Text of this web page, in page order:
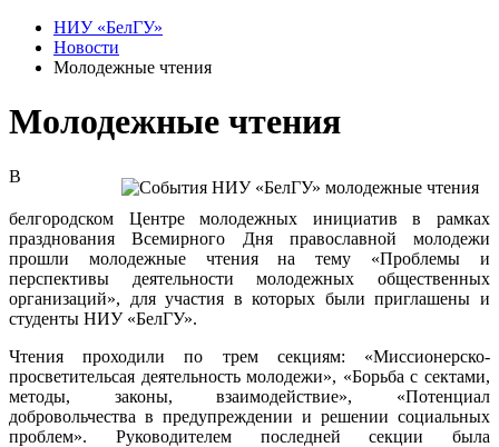
НИУ «БелГУ»
Новости
Молодежные чтения
Молодежные чтения
В
белгородском Центре молодежных инициатив в рамках
празднования Всемирного Дня православной молодежи
прошли молодежные чтения на тему «Проблемы и
перспективы деятельности молодежных общественных
организаций», для участия в которых были приглашены и
студенты НИУ «БелГУ».
Чтения проходили по трем секциям: «Миссионерско-
просветительсая деятельность молодежи», «Борьба с сектами,
методы, законы, взаимодействие», «Потенциал
добровольчества в предупреждении и решении социальных
проблем». Руководителем последней секции была